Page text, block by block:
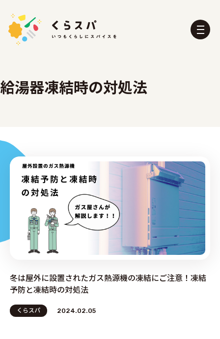
ぼうさい部
給湯器凍結時の対処法
冬は屋外に設置されたガス熱源機の凍結にご注意！凍結
予防と凍結時の対処法
くらスパ 2024.02.05